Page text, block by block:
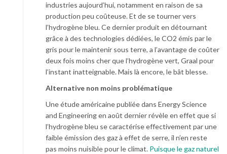
industries aujourd’hui, notamment en raison de sa
production peu coûteuse. Et de se tourner vers
l’hydrogène bleu. Ce dernier produit en détournant
grâce à des technologies dédiées, le CO2 émis par le
gris pour le maintenir sous terre, a l’avantage de coûter
deux fois moins cher que l’hydrogène vert, Graal pour
l’instant inatteignable. Mais là encore, le bât blesse.
Alternative non moins problématique
Une étude américaine publiée dans Energy Science
and Engineering en août dernier révèle en effet que si
l’hydrogène bleu se caractérise effectivement par une
faible émission des gaz à effet de serre, il n’en reste
pas moins nuisible pour le climat. Puisque le gaz naturel